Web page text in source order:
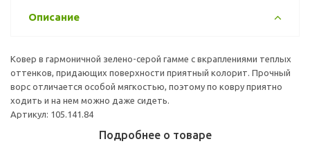
Описание
Ковер в гармоничной зелено-серой гамме с вкраплениями теплых
оттенков, придающих поверхности приятный колорит. Прочный
ворс отличается особой мягкостью, поэтому по ковру приятно
ходить и на нем можно даже сидеть.
Артикул: 105.141.84
Подробнее о товаре